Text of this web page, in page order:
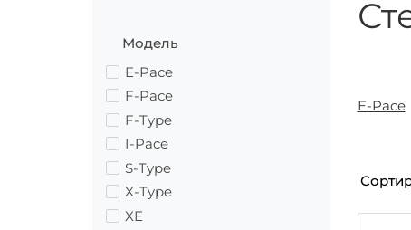
Модель
E-Pace
F-Pace
F-Type
I-Pace
S-Type
X-Type
XE
E-Pace